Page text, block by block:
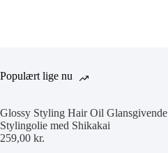
Populært lige nu
Glossy Styling Hair Oil Glansgivende
Stylingolie med Shikakai
259,00 kr.